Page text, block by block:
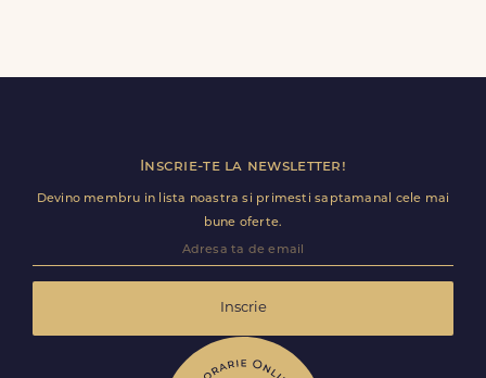
ramane optional si il poti personaliza.
Inscrie-te la newsletter!
Devino membru in lista noastra si primesti saptamanal cele mai
bune oferte.
Inscrie